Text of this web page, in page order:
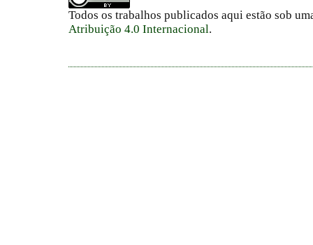
Todos os trabalhos publicados aqui estão sob
Atribuição 4.0 Internacional.